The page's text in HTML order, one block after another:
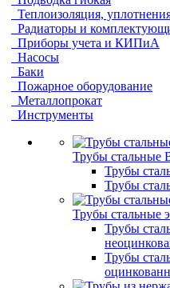
Теплоизоляция,
Радиаторы и
Приборы учета и КИПиА
Насосы
Баки
Пожарное оборудование
Металлопрокат
Инструменты
Трубы стальные
Трубы
Трубы
Трубы стальные
Трубы
Трубы